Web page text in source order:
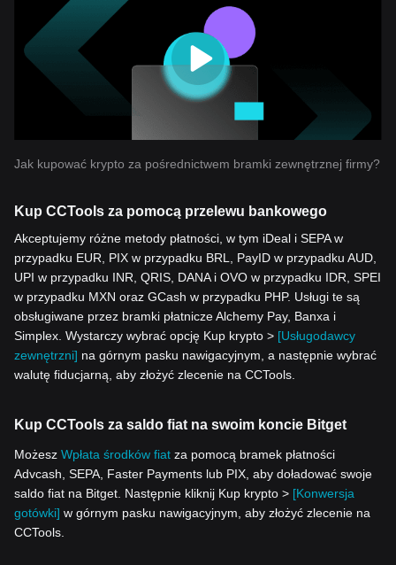
Jak kupować krypto za pośrednictwem bramki zewnętrznej firmy?
Kup CCTools za pomocą przelewu bankowego
Akceptujemy różne metody płatności, w tym iDeal i SEPA w
przypadku EUR, PIX w przypadku BRL, PayID w przypadku AUD,
UPI w przypadku INR, QRIS, DANA i OVO w przypadku IDR, SPEI
w przypadku MXN oraz GCash w przypadku PHP. Usługi te są
obsługiwane przez bramki płatnicze Alchemy Pay, Banxa i
Simplex. Wystarczy wybrać opcję Kup krypto > [Usługodawcy
zewnętrzni] na górnym pasku nawigacyjnym, a następnie wybrać
walutę fiducjarną, aby złożyć zlecenie na CCTools.
Kup CCTools za saldo fiat na swoim koncie Bitget
Możesz Wpłata środków fiat za pomocą bramek płatności
Advcash, SEPA, Faster Payments lub PIX, aby doładować swoje
saldo fiat na Bitget. Następnie kliknij Kup krypto > [Konwersja
gotówki] w górnym pasku nawigacyjnym, aby złożyć zlecenie na
CCTools.